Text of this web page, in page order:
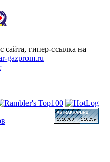
сайта, гипер-ссылка на
gazprom.ru